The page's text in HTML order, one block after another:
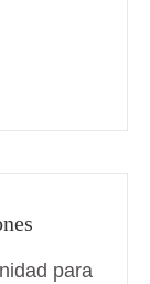
para